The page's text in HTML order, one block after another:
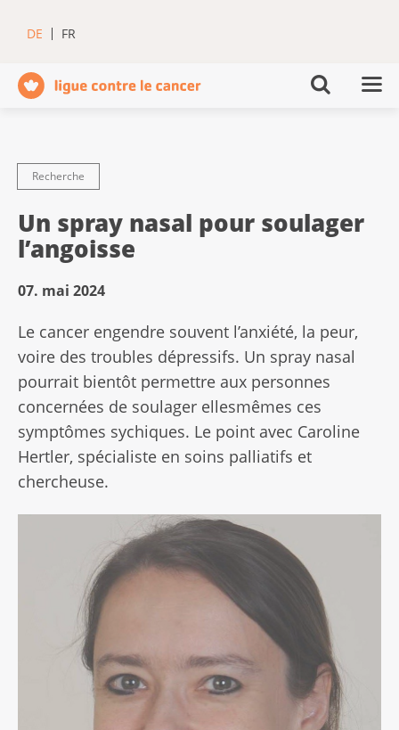
DE FR
Recherche
Un spray nasal pour soulager
l’angoisse
07. mai 2024
Le cancer engendre souvent l’anxiété, la peur,
voire des troubles dépressifs. Un spray nasal
pourrait bientôt permettre aux personnes
concernées de soulager ellesmêmes ces
symptômes sychiques. Le point avec Caroline
Hertler, spécialiste en soins palliatifs et
chercheuse.